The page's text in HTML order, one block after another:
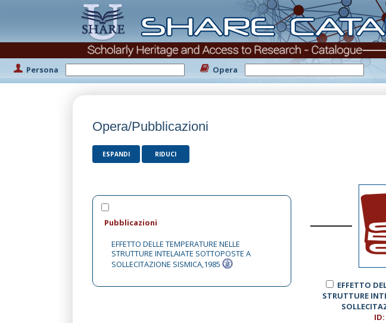
Persona Opera
Opera/Pubblicazioni
ESPANDI RIDUCI
Pubblicazioni
EFFETTO DELLE TEMPERATURE NELLE
STRUTTURE INTELAIATE SOTTOPOSTE A
SOLLECITAZIONE SISMICA,1985
EFFETTO
STRUTTURE
ID: